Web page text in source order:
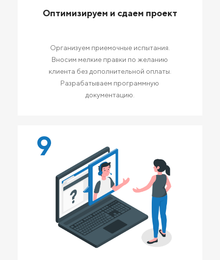
Оптимизируем и сдаем проект
Организуем приемочные испытания.
Вносим мелкие правки по желанию
клиента без дополнительной оплаты.
Разрабатываем программную
документацию.
9